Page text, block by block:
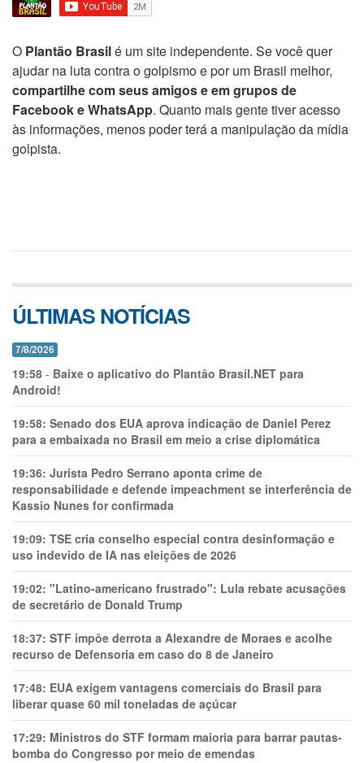
O Plantão Brasilé um site independente. Se você quer
ajudar na luta contra o golpismo e por um Brasil melhor,
compartilhe com seus amigos e em grupos de
Facebook e WhatsApp. Quanto mais gente tiver acesso
às informações, menos poder terá a manipulação da mídia
golpista.
ÚLTIMAS NOTÍCIAS
7/8/2026
19:58 - Baixe o aplicativo do Plantão Brasil.NET para
Android!
19:58: Senado dos EUA aprova indicação de Daniel Perez
para a embaixada no Brasil em meio a crise diplomática
19:36: Jurista Pedro Serrano aponta crime de
responsabilidade e defende impeachment se interferência de
Kassio Nunes for confirmada
19:09: TSE cria conselho especial contra desinformação e
uso indevido de IA nas eleições de 2026
19:02: "Latino-americano frustrado": Lula rebate acusações
de secretário de Donald Trump
18:37: STF impõe derrota a Alexandre de Moraes e acolhe
recurso de Defensoria em caso do 8 de Janeiro
17:48: EUA exigem vantagens comerciais do Brasil para
liberar quase 60 mil toneladas de açúcar
17:29: Ministros do STF formam maioria para barrar pautas-
bomba do Congresso por meio de emendas